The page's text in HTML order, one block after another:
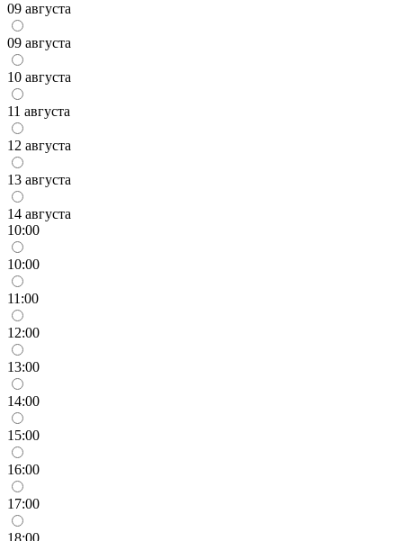
09 августа
09 августа
10 августа
11 августа
12 августа
13 августа
14 августа
10:00
10:00
11:00
12:00
13:00
14:00
15:00
16:00
17:00
18:00